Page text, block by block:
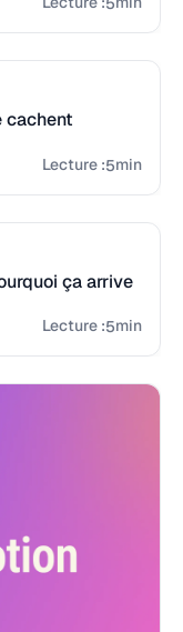
cachent
Lecture :5min
ça arrive
Lecture :5min